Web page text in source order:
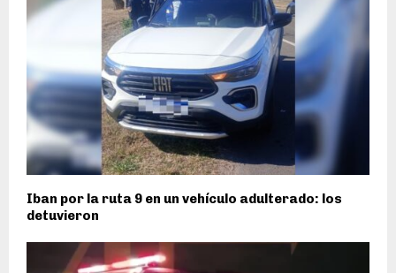
Iban por la ruta 9 en un vehículo adulterado: los
detuvieron